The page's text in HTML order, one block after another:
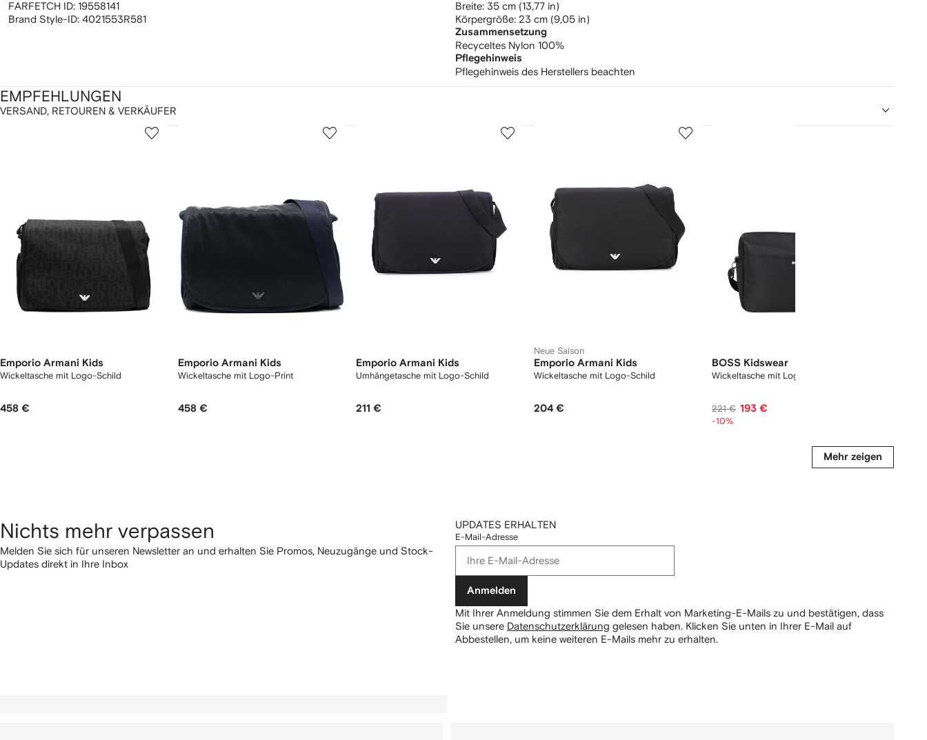
FARFETCH ID: 19558141
Brand Style-ID: 4021553R581
Breite: 35 cm (13,77 in)
Körpergröße: 23 cm (9,05 in)
Zusammensetzung
Recyceltes Nylon 100%
Pflegehinweis
Pflegehinweis des Herstellers beachten
VERSAND, RETOUREN & VERKÄUFER
EMPFEHLUNGEN
Emporio Armani Kids
Wickeltasche mit Logo-Schild
458 €
2
Emporio Armani Kids
Wickeltasche mit Logo-Print
458 €
3
Emporio Armani Kids
Umhängetasche mit Logo-Schild
211 €
4
Neue Saison
Emporio Armani Kids
Wickeltasche mit Logo-Schild
204 €
5
BOSS Kidswear
Wickeltasche mit Logo
221 € 193 €
-10%
6
Mehr zeigen
Nichts mehr verpassen
Melden Sie sich für unseren Newsletter an und erhalten Sie Promos, Neuzugänge und Stock-
Updates direkt in Ihre Inbox
UPDATES ERHALTEN
E-Mail-Adresse
Anmelden
Mit Ihrer Anmeldung stimmen Sie dem Erhalt von Marketing-E-Mails zu und bestätigen, dass
Sie unsere Datenschutzerklärung gelesen haben. Klicken Sie unten in Ihrer E-Mail auf
Abbestellen, um keine weiteren E-Mails mehr zu erhalten.